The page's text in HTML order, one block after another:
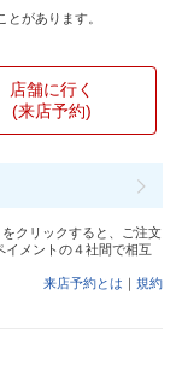
があります。
店舗に行く
(来店予約)
クリックすると、ご注文
イメントの４社間で相互
来店予約とは ｜ 規約